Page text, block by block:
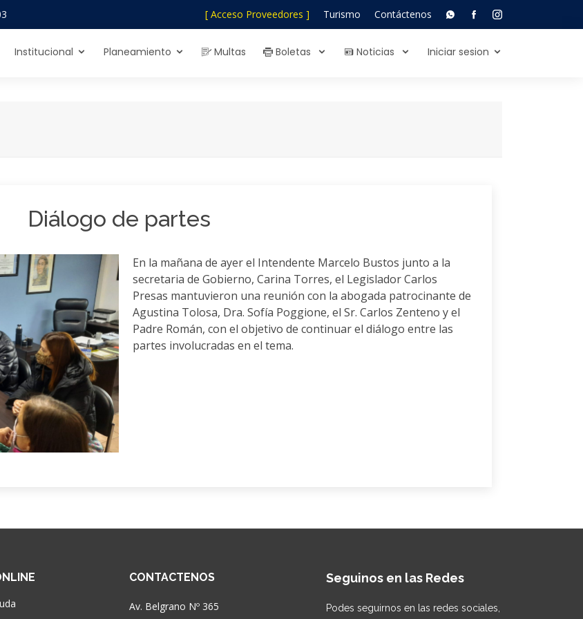
[ Acceso Proveedores ] Turismo Contáctenos
Institucional Planeamiento Multas Boletas Noticias Iniciar sesion
Diálogo de partes
En la mañana de ayer el Intendente Marcelo Bustos junto a la
secretaria de Gobierno, Carina Torres, el Legislador Carlos
Presas mantuvieron una reunión con la abogada patrocinante de
Agustina Tolosa, Dra. Sofía Poggione, el Sr. Carlos Zenteno y el
Padre Román, con el objetivo de continuar el diálogo entre las
partes involucradas en el tema.
CONTACTENOS
Av. Belgrano Nº 365
Seguinos en las Redes
Podes seguirnos en las redes sociales,